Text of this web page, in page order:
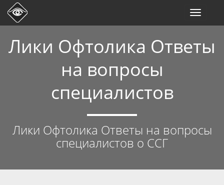
Лики Офтолика Ответы
на вопросы
специалистов
Лики Офтолика Ответы на вопросы
специалистов о ССГ
Toggle